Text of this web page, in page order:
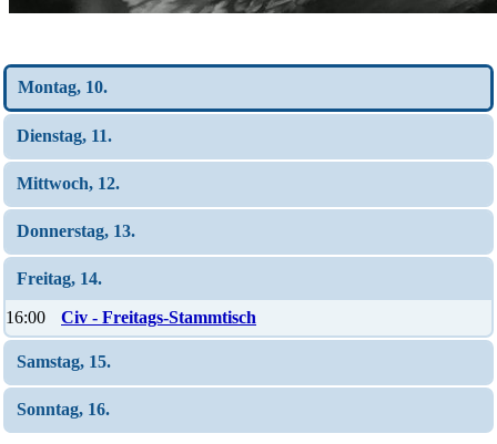
Montag, 10.
Dienstag, 11.
Mittwoch, 12.
Donnerstag, 13.
Freitag, 14.
16:00 Civ - Freitags-Stammtisch
Samstag, 15.
Sonntag, 16.